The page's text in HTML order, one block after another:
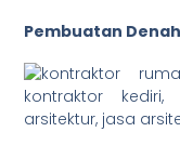
Pembuatan